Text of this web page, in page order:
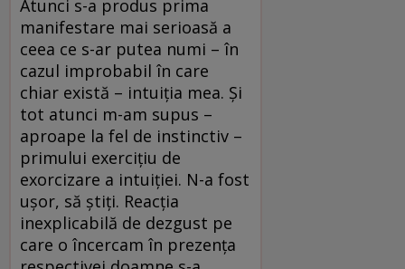
Atunci s-a produs prima
manifestare mai serioasă a
ceea ce s-ar putea numi – în
cazul improbabil în care
chiar există – intuiția mea. Și
tot atunci m-am supus –
aproape la fel de instinctiv –
primului exercițiu de
exorcizare a intuiției. N-a fost
ușor, să știți. Reacția
inexplicabilă de dezgust pe
care o încercam în prezența